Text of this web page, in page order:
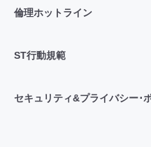
倫理ホットライン
ST行動規範
セキュリティ&プライバシー･